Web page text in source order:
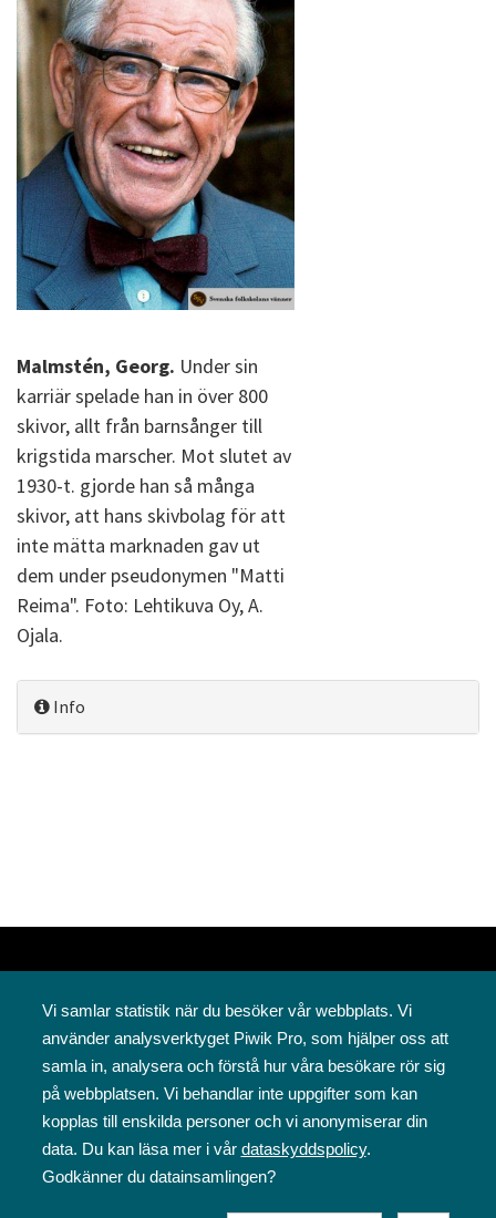
Malmstén, Georg. Under sin
karriär spelade han in över 800
skivor, allt från barnsånger till
krigstida marscher. Mot slutet av
1930-t. gjorde han så många
skivor, att hans skivbolag för att
inte mätta marknaden gav ut
dem under pseudonymen "Matti
Reima". Foto: Lehtikuva Oy, A.
Ojala.
Info
Svenska folkskolans vänner rf
Annegatan 12
00120 Helsingfors
09 6844 570
sfv@sfv.fi
Vi samlar statistik när du besöker vår webbplats. Vi
använder analysverktyget Piwik Pro, som hjälper oss att
samla in, analysera och förstå hur våra besökare rör sig
på webbplatsen. Vi behandlar inte uppgifter som kan
kopplas till enskilda personer och vi anonymiserar din
data. Du kan läsa mer i vår dataskyddspolicy.
Godkänner du datainsamlingen?